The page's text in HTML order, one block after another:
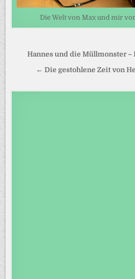
Die Welt von Max und mir
Beitragsnavigation
Hannes und die Müllmonster
← Die gestohlene Zeit von